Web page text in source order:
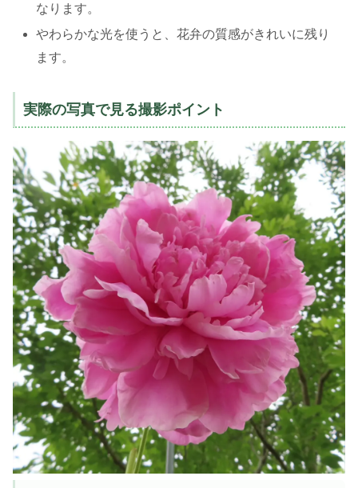
なります。
やわらかな光を使うと、花弁の質感がきれいに残り
ます。
実際の写真で見る撮影ポイント